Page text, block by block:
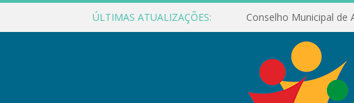
ÚLTIMAS ATUALIZAÇÕES: